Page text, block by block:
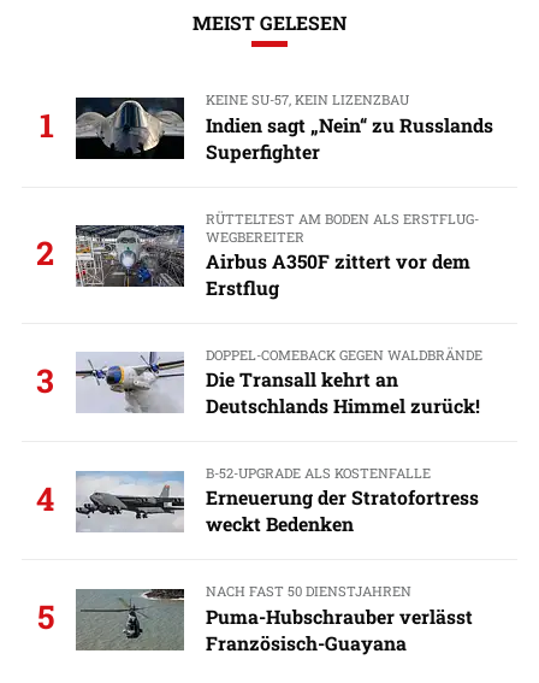
MEIST GELESEN
1
KEINE SU-57, KEIN LIZENZBAU
Indien sagt „Nein“ zu Russlands
Superfighter
2
RÜTTELTEST AM BODEN ALS ERSTFLUG-
WEGBEREITER
Airbus A350F zittert vor dem
Erstflug
3
DOPPEL-COMEBACK GEGEN WALDBRÄNDE
Die Transall kehrt an
Deutschlands Himmel zurück!
4
B-52-UPGRADE ALS KOSTENFALLE
Erneuerung der Stratofortress
weckt Bedenken
5
NACH FAST 50 DIENSTJAHREN
Puma-Hubschrauber verlässt
Französisch-Guayana